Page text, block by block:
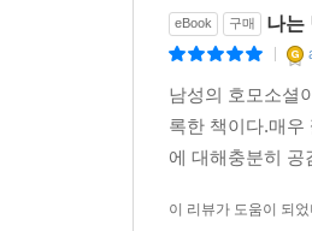
“그리고 남자들은 나
우리는 어떻게 두려
저자는 남자들은 물
다름 아닌 두려움이
eBook 구매 나는
남성의 호모소셜
록한 책이다.매
에 대해충분히 공
이 리뷰가 도움이 되